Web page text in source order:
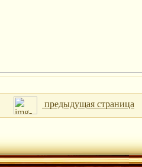
предыдущая страница